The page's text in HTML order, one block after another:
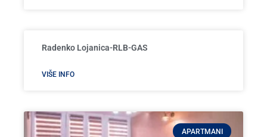
Radenko Lojanica-RLB-GAS
VIŠE INFO
APARTMANI